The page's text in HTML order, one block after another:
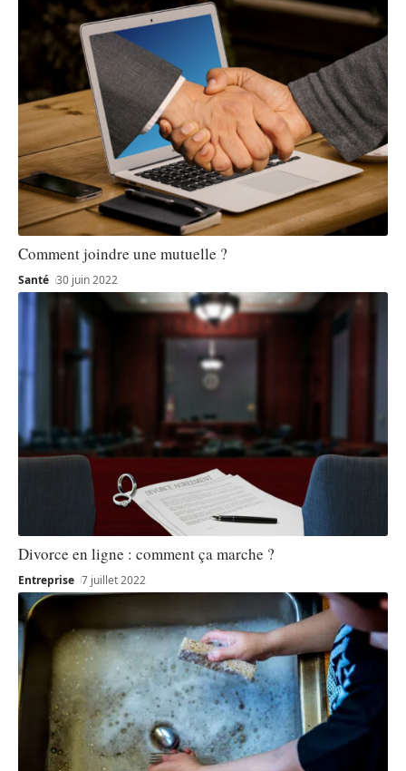
Comment joindre une mutuelle ?
Santé 30 juin 2022
Divorce en ligne : comment ça marche ?
Entreprise 7 juillet 2022